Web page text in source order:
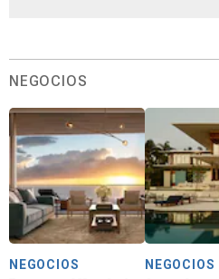
NEGOCIOS
NEGOCIOS NEGOCIOS